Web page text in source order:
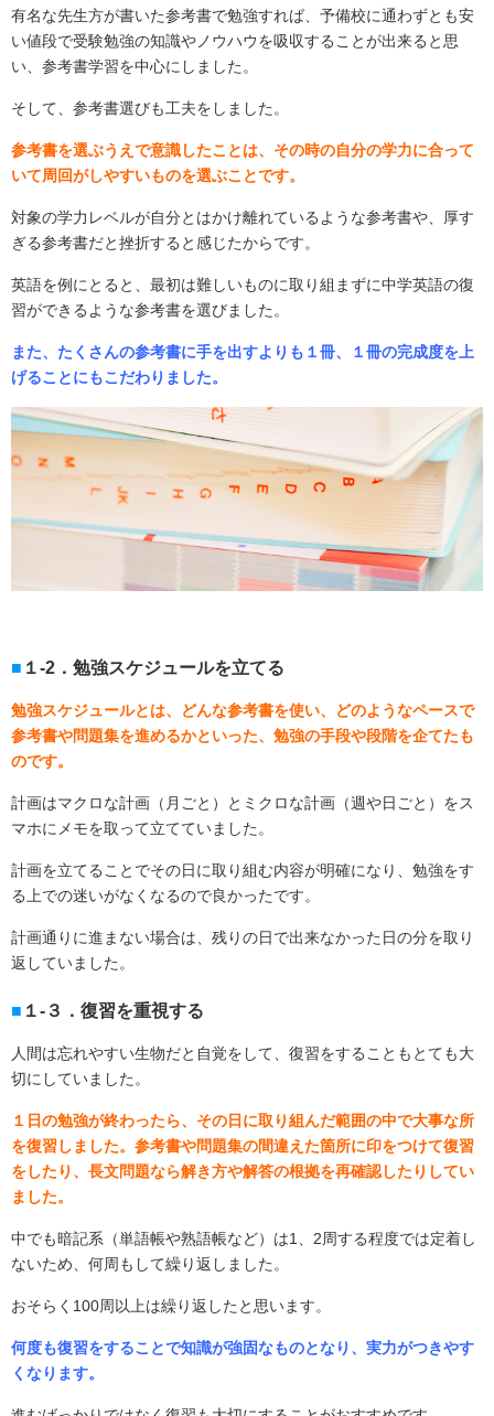
有名な先生方が書いた参考書で勉強すれば、予備校に通わずとも安
い値段で受験勉強の知識やノウハウを吸収することが出来ると思
い、参考書学習を中心にしました。
そして、参考書選びも工夫をしました。
参考書を選ぶうえで意識したことは、その時の自分の学力に合って
いて周回がしやすいものを選ぶことです。
対象の学力レベルが自分とはかけ離れているような参考書や、厚す
ぎる参考書だと挫折すると感じたからです。
英語を例にとると、最初は難しいものに取り組まずに中学英語の復
習ができるような参考書を選びました。
また、たくさんの参考書に手を出すよりも１冊、１冊の完成度を上
げることにもこだわりました。
１-2．勉強スケジュールを立てる
勉強スケジュールとは、どんな参考書を使い、どのようなペースで
参考書や問題集を進めるかといった、勉強の手段や段階を企てたも
のです。
計画はマクロな計画（月ごと）とミクロな計画（週や日ごと）をス
マホにメモを取って立てていました。
計画を立てることでその日に取り組む内容が明確になり、勉強をす
る上での迷いがなくなるので良かったです。
計画通りに進まない場合は、残りの日で出来なかった日の分を取り
返していました。
１-３．復習を重視する
人間は忘れやすい生物だと自覚をして、復習をすることもとても大
切にしていました。
１日の勉強が終わったら、その日に取り組んだ範囲の中で大事な所
を復習しました。参考書や問題集の間違えた箇所に印をつけて復習
をしたり、長文問題なら解き方や解答の根拠を再確認したりしてい
ました。
中でも暗記系（単語帳や熟語帳など）は1 2周する程度では定着し
ないため、何周もして繰り返しました。
おそらく 100周以上は繰り返したと思います。
何度も復習をすることで知識が強固なものとなり、実力がつきやす
くなります。